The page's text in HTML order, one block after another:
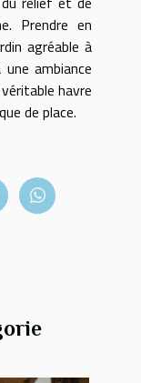
Prendre en
agréable à
ambiance
havre
de place.